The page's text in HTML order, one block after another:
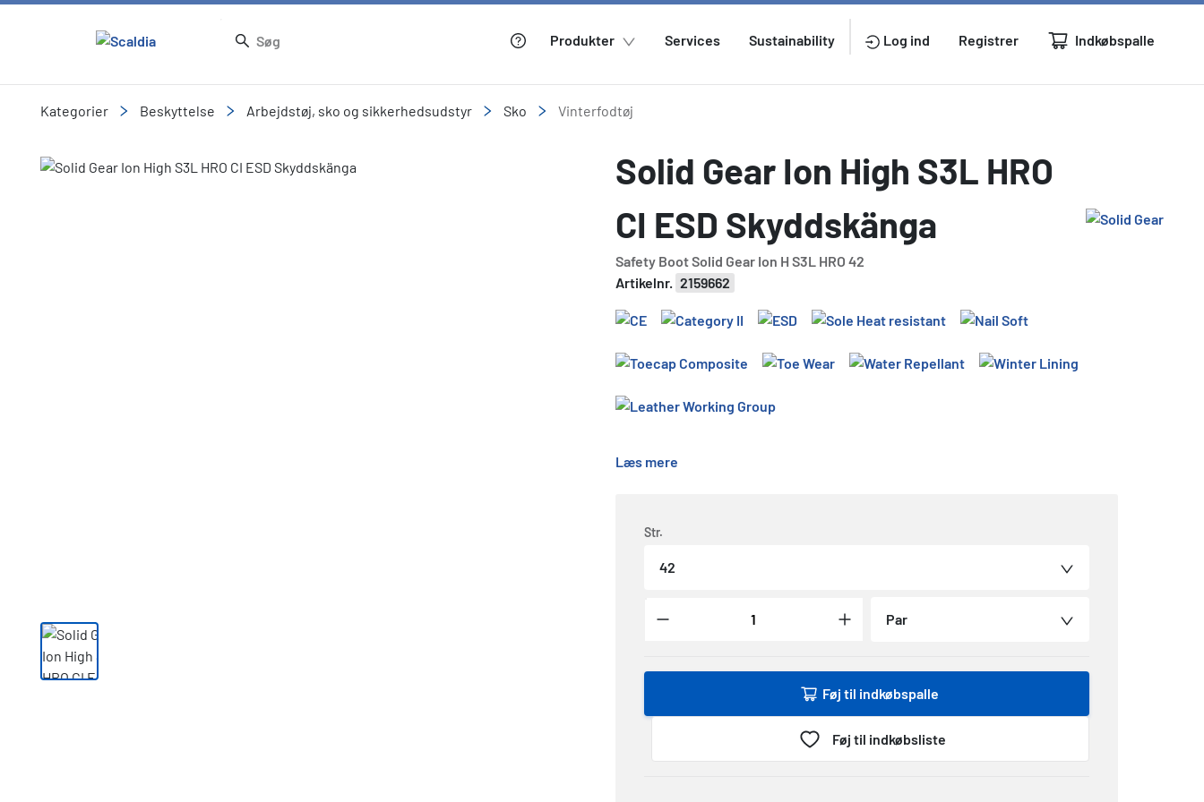
Produkter Services Sustainability Log ind Registrer Indkøbspalle
Kategorier Beskyttelse Arbejdstøj, sko og sikkerhedsudstyr Sko Vinterfodtøj
Slide 1 of 1
Solid Gear Ion High S3L HRO
CI ESD Skyddskänga
Safety Boot Solid Gear Ion H S3L HRO 42
Artikelnr. 2159662
Læs mere
Str.
42
Par
Føj til indkøbspalle
Føj til indkøbsliste